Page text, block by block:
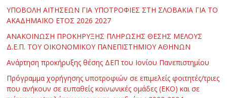
ΥΠΟΒΟΛΗ ΑΙΤΗΣΕΩΝ ΓΙΑ ΥΠΟΤΡΟΦΙΕΣ ΣΤΗ ΣΛΟΒΑΚΙΑ ΓΙΑ ΤΟ
ΑΚΑΔΗΜΑΪΚΟ ΕΤΟΣ 2026 2027
ΑΝΑΚΟΙΝΩΣΗ ΠΡΟΚΗΡΥΞΗΣ ΠΛΗΡΩΣΗΣ ΘΕΣΗΣ ΜΕΛΟΥΣ
Δ.Ε.Π. ΤΟΥ ΟΙΚΟΝΟΜΙΚΟΥ ΠΑΝΕΠΙΣΤΗΜΙΟΥ ΑΘΗΝΩΝ
Ανάρτηση προκήρυξης θέσης ΔΕΠ του Ιονίου Πανεπιστημίου
Πρόγραμμα χορήγησης υποτροφιών σε επιμελείς φοιτητές/τριες
που ανήκουν σε ευπαθείς κοινωνικές ομάδες (ΕΚΟ) και σε